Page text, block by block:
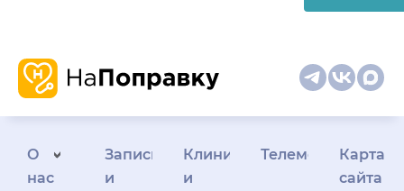
О
нас
Запись
и
Клиникам
и
Телемедицина
Карта
сайта